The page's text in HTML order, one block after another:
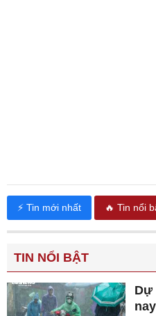
⚡ Tin mới nhất 🔥 Tin nổi
TIN NỔI BẬT
Dự